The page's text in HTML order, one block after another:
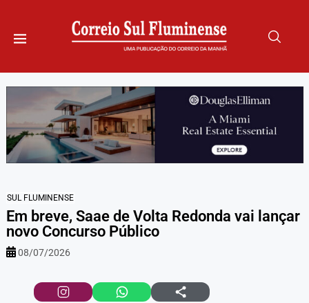
SUL FLUMINENSE
Em breve, Saae de Volta Redonda vai lançar
novo Concurso Público
08/07/2026